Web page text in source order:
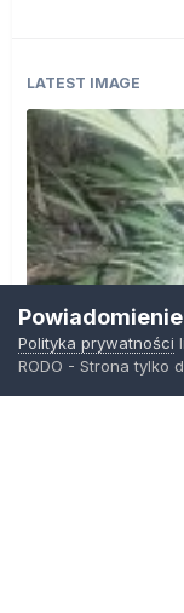
LATEST IMAGE
Polityka prywatności
RODO - Strona tylko